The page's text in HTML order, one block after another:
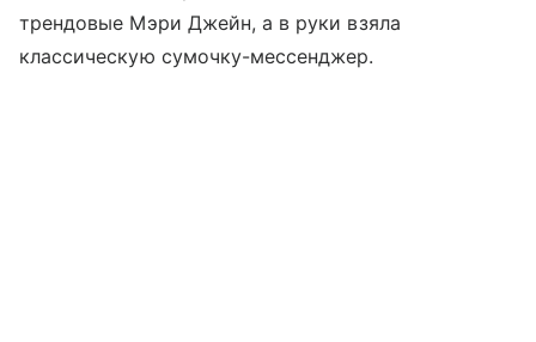
трендовые Мэри Джейн, а в руки взяла
классическую сумочку-мессенджер.